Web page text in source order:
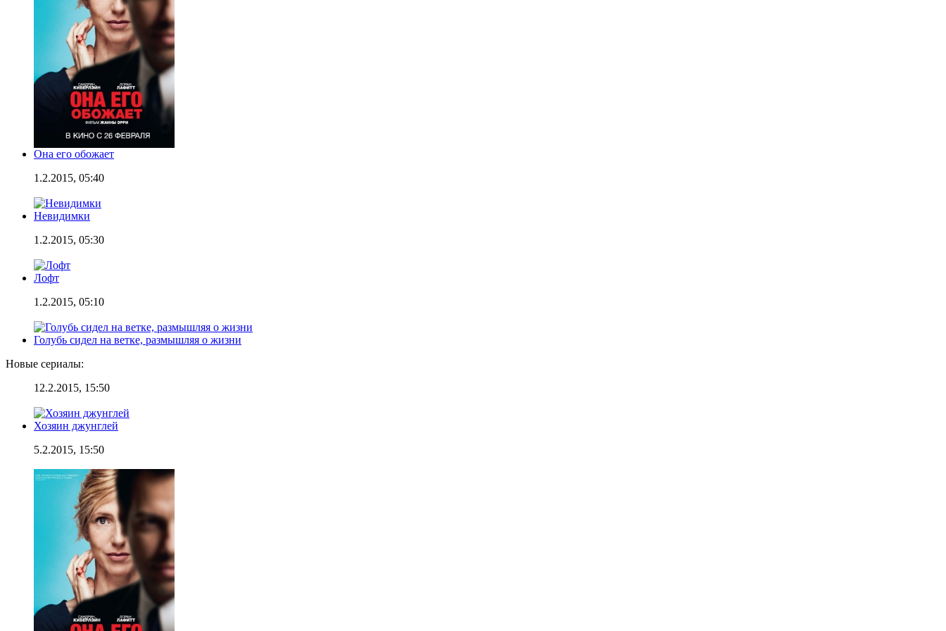
Она его обожает
1.2.2015, 05:40
Невидимки
1.2.2015, 05:30
Лофт
1.2.2015, 05:10
Голубь сидел на ветке, размышляя о жизни
Новые сериалы:
12.2.2015, 15:50
Хозяин джунглей
5.2.2015, 15:50